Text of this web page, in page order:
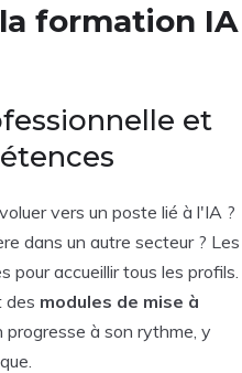
formation IA
et
vers un poste lié à l'IA ?
dans un autre secteur ? Les
accueillir tous les profils.
des modules de mise à
progresse à son rythme, y